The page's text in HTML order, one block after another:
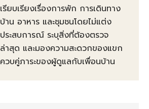
เรียบเรียงเรื่องการพัก การเดินทาง
บ้าน อาหาร และชุมชนโดยไม่แต่ง
ประสบการณ์ ระบุสิ่งที่ต้องตรวจ
ล่าสุด และมองความสะดวกของแขก
ควบคู่ภาระของผู้ดูแลกับเพื่อนบ้าน